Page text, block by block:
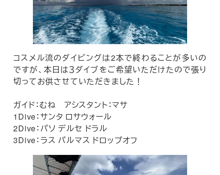
コスメル流のダイビングは2本で終わることが多いの
ですが、本日は３ダイブをご希望いただけたので張り
切ってお供させていただきました！
ガイド：むね アシスタント：マサ
1Dive：サンタ ロサウォール
2Dive：パソ デルセ ドラル
3Dive：ラス パルマス ドロップオフ